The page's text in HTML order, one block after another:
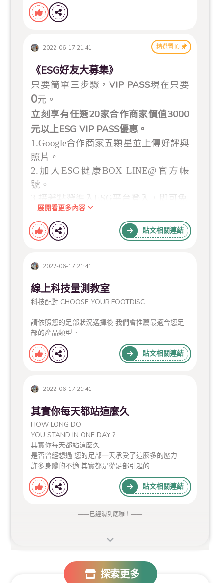
2022-06-17 21:41 精選置頂
《ESG好友大募集》
只要簡單三步驟，VIP PASS現在只要
0元。
立刻享有任選20家合作商家價值3000
元以上ESG VIP PASS優惠。
1.Google合作商家五顆星並上傳好評與
照片。
2. 加入 ESG健康BOX LINE@ 官方帳
號。
接著點選進入 ESG 平台登入，即可免
費領取ESG VIP PASS
展開看更多內容
貼文相關連結
2022-06-17 21:41
線上科技量測教室
科技配對 CHOOSE YOUR FOOTDISC
請依照您的足部狀況選擇後 我們會推薦最適合您足
部的產品類型。
貼文相關連結
2022-06-17 21:41
其實你每天都站這麼久
HOW LONG DO
YOU STAND IN ONE DAY ?
其實你每天都站這麼久
是否曾經想過 您的足部一天承受了這麼多的壓力
許多身體的不適 其實都是從足部引起的
貼文相關連結
——已經滑到底囉！ ——
探索更多